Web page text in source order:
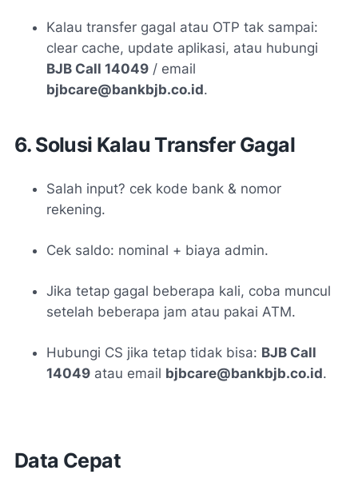
Kalau transfer gagal atau OTP tak sampai:
clear cache, update aplikasi, atau hubungi
BJB Call 14049 / email
bjbcare@bankbjb.co.id.
6. Solusi Kalau Transfer Gagal
Salah input? cek kode bank & nomor
rekening.
Cek saldo: nominal + biaya admin.
Jika tetap gagal beberapa kali, coba muncul
setelah beberapa jam atau pakai ATM.
Hubungi CS jika tetap tidak bisa: BJB Call
14049 atau email bjbcare@bankbjb.co.id.
Data Cepat